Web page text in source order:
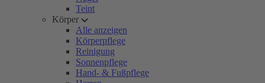
Teint
Körper
Alle anzeigen
Körperpflege
Reinigung
Sonnenpflege
Hand- & Fußpflege